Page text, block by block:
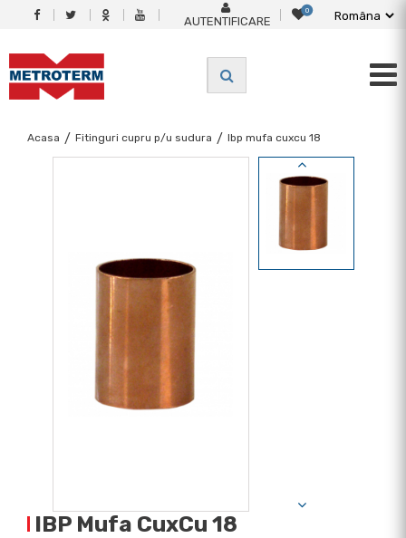
AUTENTIFICARE
0
Acasa / Fitinguri cupru p/u sudura / Ibp mufa cuxcu 18
IBP Mufa CuxCu 18